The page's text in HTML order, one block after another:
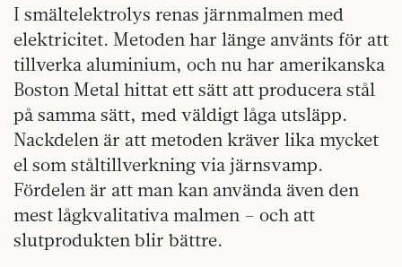
I smältelektrolys renas järnmalmen med
elektricitet. Metoden har länge använts för att
tillverka aluminium, och nu har amerikanska
Boston Metal hittat ett sätt att producera stål
på samma sätt, med väldigt låga utsläpp.
Nackdelen är att metoden kräver lika mycket
el som ståltillverkning via järnsvamp.
Fördelen är att man kan använda även den
mest lågkvalitativa malmen – och att
slutprodukten blir bättre.